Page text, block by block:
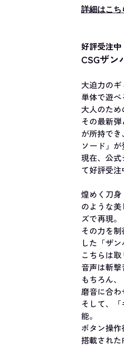
詳細はこち
好評受注中
CSGザン
大迫力のギ
単体で遊
大人のため
その最新
が所持で
ソード」が
現在、公式
て好評受注
煌めく刀
のような
ズで再現。
その力を
した「ザ
こちらは
音声は斬
もちろん
磨音に合わ
そして、
能。
ボタン操
搭載された